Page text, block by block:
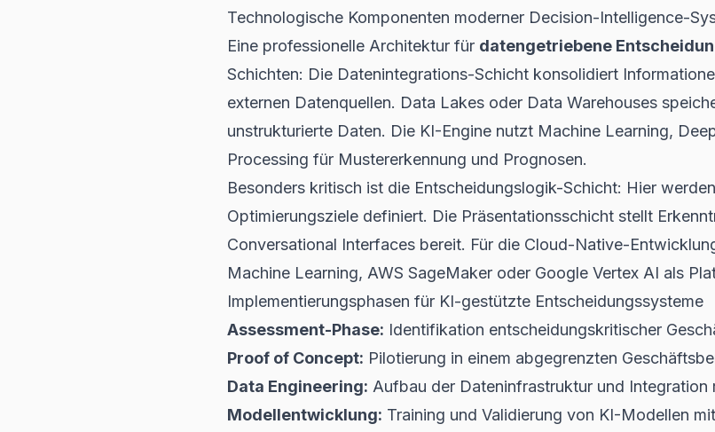
Technologische Komponenten moderner Decision-Intelligence-
Eine professionelle Architektur für datengetriebene
Schichten: Die Datenintegrations-Schicht konsolidiert
externen Datenquellen. Data Lakes oder Data Warehouses
unstrukturierte Daten. Die KI-Engine nutzt Machine Learning,
Processing für Mustererkennung und Prognosen.
Besonders kritisch ist die Entscheidungslogik-Schicht: Hier
Optimierungsziele definiert. Die Präsentationsschicht stellt
Conversational Interfaces bereit. Für die Cloud-Native-
Machine Learning, AWS SageMaker oder Google Vertex AI als
Implementierungsphasen für KI-gestützte Entscheidungssysteme
Assessment-Phase: Identifikation entscheidungskritischer
Proof of Concept: Pilotierung in einem abgegrenzten
Data Engineering: Aufbau der Dateninfrastruktur und Integration
Modellentwicklung: Training und Validierung von KI-Modellen